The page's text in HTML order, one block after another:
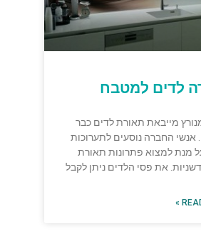
לדים למטבח
מייבאת תאורת לדים כבר
אנשי החברה נוסעים לתערוכות
מנת למצוא פתרונות תאורת
את פסי הלדים ניתן לקבל